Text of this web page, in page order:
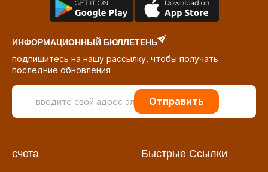
ИНФОРМАЦИОННЫЙ БЮЛЛЕТЕНЬ
подпишитесь на нашу рассылку, чтобы получать
последние обновления
Отправить
счета Быстрые Ссылки